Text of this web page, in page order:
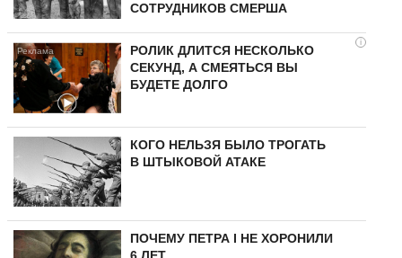
СОТРУДНИКОВ СМЕРША
i
РОЛИК ДЛИТСЯ НЕСКОЛЬКО
СЕКУНД, А СМЕЯТЬСЯ ВЫ
БУДЕТЕ ДОЛГО
КОГО НЕЛЬЗЯ БЫЛО ТРОГАТЬ
В ШТЫКОВОЙ АТАКЕ
ПОЧЕМУ ПЕТРА I НЕ ХОРОНИЛИ